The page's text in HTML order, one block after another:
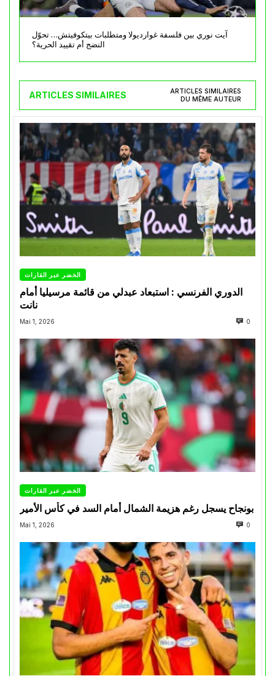
آيت نوري بين فلسفة غوارديولا ومتطلبات بيتكوفيتش… تحوّل
النضج أم تقييد الحرية؟
ARTICLES SIMILAIRES
ARTICLES SIMILAIRES
DU MÊME AUTEUR
الخضر عبر القارات
الدوري الفرنسي : استبعاد عبدلي من قائمة مرسيليا أمام
نانت
Mai 1, 2026 0
الخضر عبر القارات
بونجاح يسجل رغم هزيمة الشمال أمام السد في كأس الأمير
Mai 1, 2026 0